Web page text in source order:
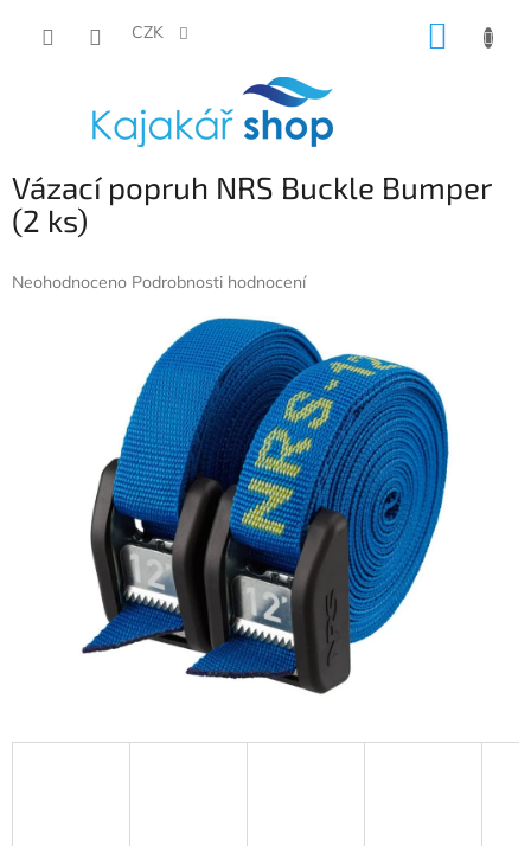
CZK
Vázací popruh NRS Buckle Bumper
(2 ks)
Průměrné
Neohodnoceno Podrobnosti hodnocení